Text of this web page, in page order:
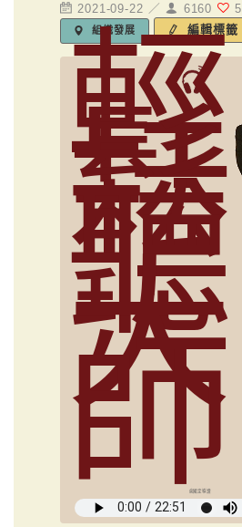
2021-09-22 ／ 6160 5
組織發展 編輯標籤
輕
鬆
聽
大
師
俞國定導讀